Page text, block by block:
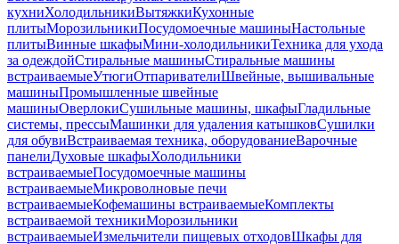
кухниХолодильникиВытяжкиКухонные
плитыМорозильникиПосудомоечные машиныНастольные
плитыВинные шкафыМини-холодильникиТехника для ухода
за одеждойСтиральные машиныСтиральные машины
встраиваемыеУтюгиОтпаривателиШвейные, вышивальные
машиныПромышленные швейные
машиныОверлокиСушильные машины, шкафыГладильные
системы, прессыМашинки для удаления катышковСушилки
для обувиВстраиваемая техника, оборудованиеВарочные
панелиДуховые шкафыХолодильники
встраиваемыеПосудомоечные машины
встраиваемыеМикроволновые печи
встраиваемыеКофемашины встраиваемыеКомплекты
встраиваемой техникиМорозильники
встраиваемыеИзмельчители пищевых отходовШкафы для